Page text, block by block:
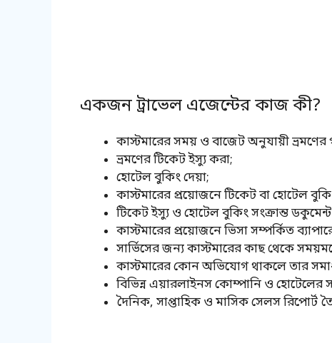
একজন ট্রাভেল এজেন্টের কাজ কী?
কাস্টমারের সময় ও বাজেট অনুযায়ী ভ্রমণের
ভ্রমণের টিকেট ইস্যু করা;
হোটেল বুকিং দেয়া;
কাস্টমারের প্রয়োজনে টিকেট বা হোটেল
টিকেট ইস্যু ও হোটেল বুকিং সংক্রান্ত
কাস্টমারের প্রয়োজনে ভিসা সম্পর্কিত
সার্ভিসের জন্য কাস্টমারের কাছ থেকে
কাস্টমারের কোন অভিযোগ থাকলে তার
বিভিন্ন এয়ারলাইনস কোম্পানি ও হোটেলের
দৈনিক, সাপ্তাহিক ও মাসিক সেলস রিপোর্ট